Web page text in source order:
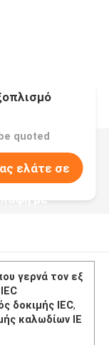
quoted
ελάτε σε
με
γερνά τον εξ
δοκιμής IEC,
καλωδίων IE